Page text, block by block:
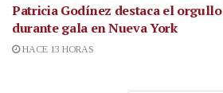
Patricia Godínez destaca el
durante gala en Nueva York
HACE 13 HORAS